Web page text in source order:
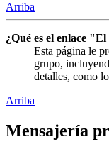
Arriba
¿Qué es el enlace
Esta página le
grupo,
detalles, como
Arriba
Mensajería